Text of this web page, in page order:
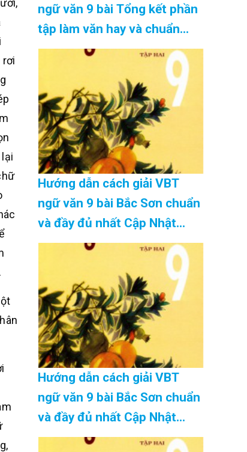
ngữ văn 9 bài Tổng kết phần
tập làm văn hay và chuẩn
nhất Cập Nhật 08/2026
Hướng dẫn cách giải VBT
ngữ văn 9 bài Bắc Sơn chuẩn
và đầy đủ nhất Cập Nhật
08/2026
Hướng dẫn cách giải VBT
ngữ văn 9 bài Bắc Sơn chuẩn
và đầy đủ nhất Cập Nhật
08/2026